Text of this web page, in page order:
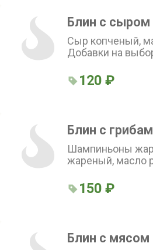
Блин с
Сыр копченый,
Добавки на
120 ₽
Блин с
Шампиньоны
жареный, масло
150 ₽
Блин с мясом